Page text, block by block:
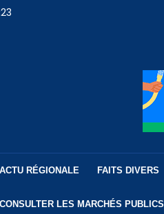
ACTU RÉGIONALE FAITS DIVERS
CONSULTER LES MARCHÉS PUBLICS